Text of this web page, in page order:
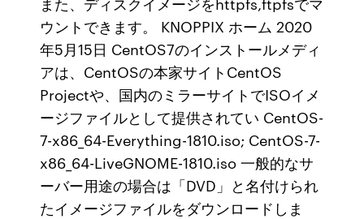
ウントできます。 KNOPPIX ホーム 2020
年5月15日 CentOS7のインストールメディ
アは、CentOSの本家サイトCentOS
Projectや、国内のミラーサイトでISOイメ
ージファイルとして提供されてい CentOS-
7-x86_64-Everything-1810.iso; CentOS-7-
x86_64-LiveGNOME-1810.iso 一般的なサ
ーバー用途の場合は「DVD」と名付けられ
たイメージファイルをダウンロードしま